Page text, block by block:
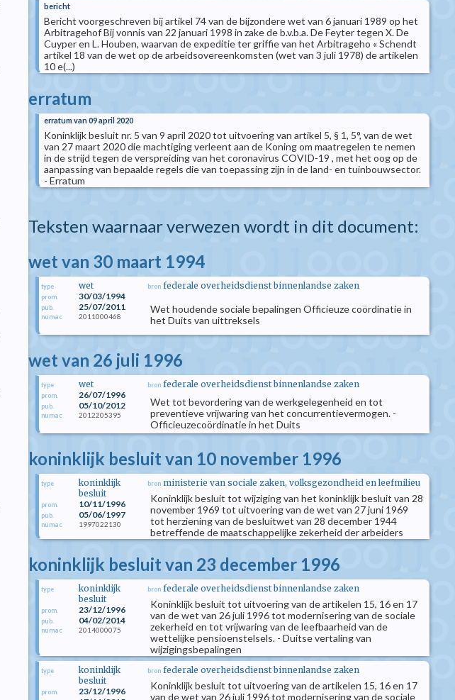
bericht
Bericht voorgeschreven bij artikel 74 van de bijzondere wet van 6 januari 1989 op het
Arbitragehof Bij vonnis van 22 januari 1998 in zake de b.v.b.a. De Feyter tegen X. De
Cuyper en L. Houben, waarvan de expeditie ter griffie van het Arbitrageho « Schendt
artikel 18 van de wet op de arbeidsovereenkomsten (wet van 3 juli 1978) de artikelen
10 e(...)
erratum
erratum van 09 april 2020
Koninklijk besluit nr. 5 van 9 april 2020 tot uitvoering van artikel 5, § 1, 5°, van de wet
van 27 maart 2020 die machtiging verleent aan de Koning om maatregelen te nemen
in de strijd tegen de verspreiding van het coronavirus COVID-19 , met het oog op de
aanpassing van bepaalde regels die van toepassing zijn in de land- en tuinbouwsector.
- Erratum
Teksten waarnaar verwezen wordt in dit document:
wet van 30 maart 1994
type wet
prom. 30/03/1994
pub. 25/07/2011
numac 2011000468
bron federale overheidsdienst binnenlandse zaken
Wet houdende sociale bepalingen Officieuze coördinatie in
het Duits van uittreksels
wet van 26 juli 1996
type wet
prom. 26/07/1996
pub. 05/10/2012
numac 2012205395
bron federale overheidsdienst binnenlandse zaken
Wet tot bevordering van de werkgelegenheid en tot
preventieve vrijwaring van het concurrentievermogen. -
Officieuzecoördinatie in het Duits
koninklijk besluit van 10 november 1996
type
koninklijk
besluit
prom. 10/11/1996
pub. 05/06/1997
numac 1997022130
bron ministerie van sociale zaken, volksgezondheid en leefmilieu
Koninklijk besluit tot wijziging van het koninklijk besluit van 28
november 1969 tot uitvoering van de wet van 27 juni 1969
tot herziening van de besluitwet van 28 december 1944
betreffende de maatschappelijke zekerheid der arbeiders
koninklijk besluit van 23 december 1996
type
koninklijk
besluit
prom. 23/12/1996
pub. 04/02/2014
numac 2014000075
bron federale overheidsdienst binnenlandse zaken
Koninklijk besluit tot uitvoering van de artikelen 15, 16 en 17
van de wet van 26 juli 1996 tot modernisering van de sociale
zekerheid en tot vrijwaring van de leefbaarheid van de
wettelijke pensioenstelsels. - Duitse vertaling van
wijzigingsbepalingen
type
koninklijk
besluit
prom. 23/12/1996
bron federale overheidsdienst binnenlandse zaken
Koninklijk besluit tot uitvoering van de artikelen 15, 16 en 17
van de wet van 26 juli 1996 tot modernisering van de sociale